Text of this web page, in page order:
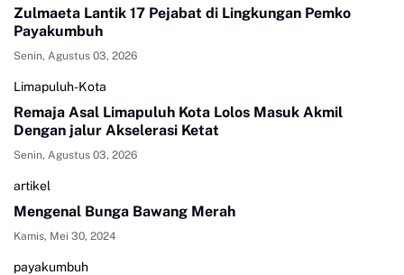
Zulmaeta Lantik 17 Pejabat di Lingkungan Pemko
Payakumbuh
Senin, Agustus 03, 2026
Limapuluh-Kota
Remaja Asal Limapuluh Kota Lolos Masuk Akmil
Dengan jalur Akselerasi Ketat
Senin, Agustus 03, 2026
artikel
Mengenal Bunga Bawang Merah
Kamis, Mei 30, 2024
payakumbuh